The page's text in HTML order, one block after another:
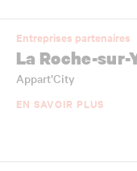
Entreprises partenaires
La Roche-sur-
Appart’City
EN SAVOIR PLUS